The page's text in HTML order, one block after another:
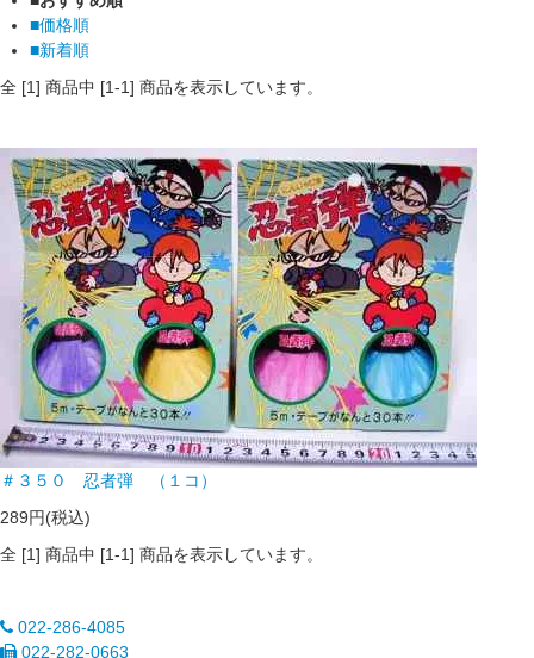
■価格順
■新着順
全 [1] 商品中 [1-1] 商品を表示しています。
＃３５０ 忍者弾 （１コ）
289円(税込)
全 [1] 商品中 [1-1] 商品を表示しています。
022-286-4085
022-282-0663